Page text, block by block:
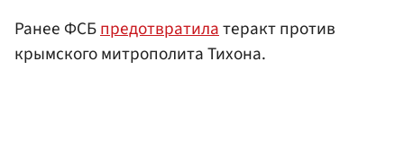
Ранее ФСБпредотвратилатеракт против
крымского митрополита Тихона.